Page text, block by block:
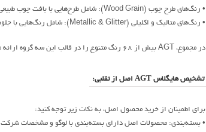
• رنگ‌های طرح چوب (Wood Grain): شامل طرح‌هایی با بافت چوب طبیعی مانند گردویی، بلوطی، راش و افرا. این دسته به دلیل شباهت به چوب واقعی، حس گرما و طبیعت را به فضا می‌بخشد.
• رنگ‌های متالیک و اکلیلی (Metallic & Glitter): شامل رنگ‌هایی با جلوه‌های خاص مانند نقره‌ای، طلایی، شامپاینی و رنگ‌های اکلیلی که در نور می‌درخشند و جلوه‌ای لوکس به دکوراسیون می‌دهند.
در مجموع، AGT بیش از 68 رنگ متنوع را در قالب این سه گروه ارائه می‌دهد که پاسخگوی سلیقه‌های مختلف در طراحی داخلی است.
تشخیص هایگلاس AGT اصل از تقلبی:
برای اطمینان از خرید محصول اصل، به نکات زیر توجه کنید:
• بسته‌بندی: محصولات اصل دارای بسته‌بندی با لوگو و مشخصات شرکت AGT هستند.